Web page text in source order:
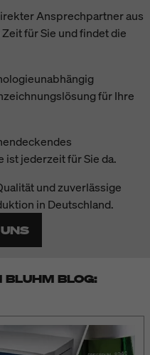
Ansprechpartner aus
für Sie und findet die
für Ihre
jederzeit für Sie da.
und zuverlässige
in Deutschland.
BLUHM BLOG: